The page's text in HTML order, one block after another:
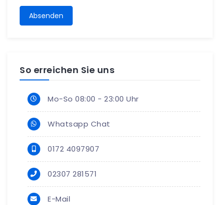
Absenden
So erreichen Sie uns
Mo-So 08:00 - 23:00 Uhr
Whatsapp Chat
0172 4097907
02307 281571
E-Mail